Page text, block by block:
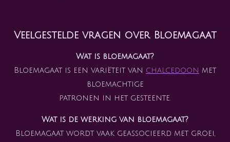
Veelgestelde vragen over Bloemagaat
Wat is bloemagaat?
Bloemagaat is een variëteit van chalcedoon met
bloemachtige
patronen in het gesteente.
Wat is de werking van bloemagaat?
Bloemagaat wordt vaak geassocieerd met groei,